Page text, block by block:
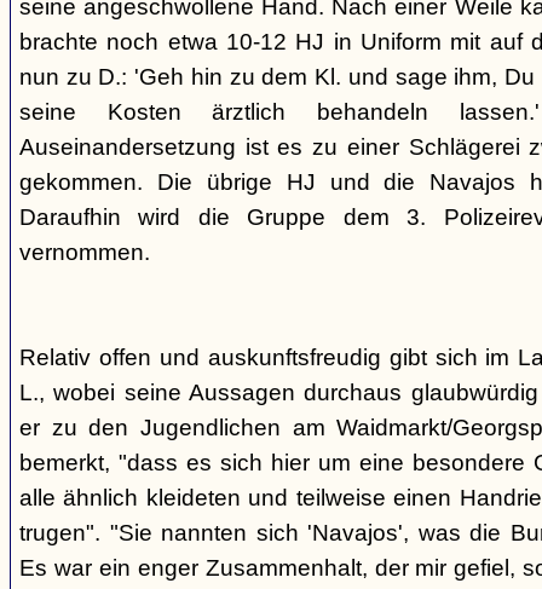
seine angeschwollene Hand. Nach einer Weile
brachte noch etwa 10-12 HJ in Uniform mit auf
nun zu D.: 'Geh hin zu dem Kl. und sage ihm,
seine Kosten ärztlich behandeln
Auseinandersetzung ist es zu einer Schlägerei
gekommen. Die übrige HJ und die Navajos
Daraufhin wird die Gruppe dem 3.
vernommen.
Relativ offen und auskunftsfreudig gibt sich im
L., wobei seine Aussagen durchaus
er zu den Jugendlichen am Waidmarkt/
bemerkt, "dass es sich hier um eine besondere
alle ähnlich kleideten und teilweise einen
trugen". "Sie nannten sich 'Navajos', was die
Es war ein enger Zusammenhalt, der mir gefiel,